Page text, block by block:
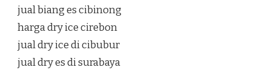
jual biang es cibinong
harga dry ice cirebon
jual dry ice di cibubur
jual dry es di surabaya